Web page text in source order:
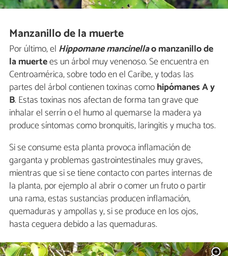
Manzanillo de la muerte
Por último, el Hippomane mancinellao manzanillo de
la muertees un árbol muy venenoso. Se encuentra en
Centroamérica, sobre todo en el Caribe, y todas las
partes del árbol contienen toxinas comohipómanes A y
B. Estas toxinas nos afectan de forma tan grave que
inhalar el serrín o el humo al quemarse la madera ya
produce síntomas como bronquitis, laringitis y mucha tos.
Si se consume esta planta provoca inflamación de
garganta y problemas gastrointestinales muy graves,
mientras que si se tiene contacto con partes internas de
la planta, por ejemplo al abrir o comer un fruto o partir
una rama, estas sustancias producen inflamación,
quemaduras y ampollas y, si se produce en los ojos,
hasta ceguera debido a las quemaduras.